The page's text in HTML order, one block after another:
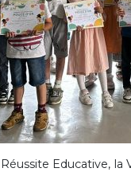
Educative,